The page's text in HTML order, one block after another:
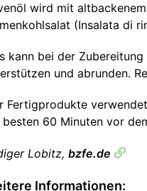
wird mit
(Insalata di
kann bei der
und abrunden.
Fertigprodukte
besten 60 Minuten vor
Lobitz, bzfe.de
Informationen: